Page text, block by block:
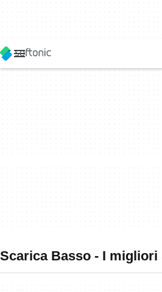
Scarica Basso - I migliori